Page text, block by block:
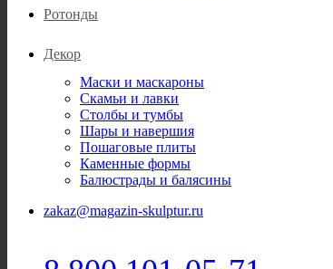
Ротонды
Декор
Маски и маскароны
Скамьи и лавки
Столбы и тумбы
Шары и навершия
Пошаговые плиты
Каменные формы
Балюстрады и балясины
zakaz@magazin-skulptur.ru